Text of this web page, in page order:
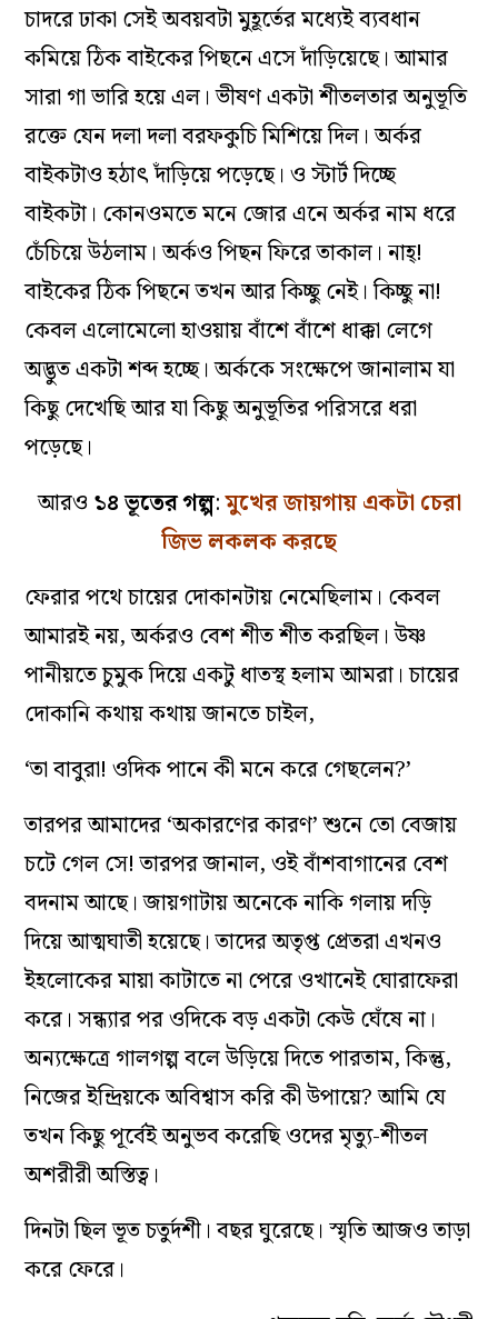
চাদরে ঢাকা সেই অবয়বটা মুহূর্তের মধ্যেই ব্যবধান
কমিয়ে ঠিক বাইকের পিছনে এসে দাঁড়িয়েছে। আমার
সারা গা ভারি হয়ে এল। ভীষণ একটা শীতলতার অনুভূতি
রক্তে যেন দলা দলা বরফকুচি মিশিয়ে দিল। অর্কর
বাইকটাও হঠাৎ দাঁড়িয়ে পড়েছে। ও স্টার্ট দিচ্ছে
বাইকটা। কোনওমতে মনে জোর এনে অর্কর নাম ধরে
চেঁচিয়ে উঠলাম। অর্কও পিছন ফিরে তাকাল। নাহ্!
বাইকের ঠিক পিছনে তখন আর কিচ্ছু নেই। কিচ্ছু না!
কেবল এলোমেলো হাওয়ায় বাঁশে বাঁশে ধাক্কা লেগে
অদ্ভুত একটা শব্দ হচ্ছে। অর্ককে সংক্ষেপে জানালাম যা
কিছু দেখেছি আর যা কিছু অনুভূতির পরিসরে ধরা
পড়েছে।
আরও ১৪ ভূতের গল্প:মুখের জায়গায় একটা চেরা
জিভ লকলক করছে
ফেরার পথে চায়ের দোকানটায় নেমেছিলাম। কেবল
আমারই নয়, অর্করও বেশ শীত শীত করছিল। উষ্ণ
পানীয়তে চুমুক দিয়ে একটু ধাতস্থ হলাম আমরা। চায়ের
দোকানি কথায় কথায় জানতে চাইল,
‘তা বাবুরা! ওদিক পানে কী মনে করে গেছলেন?’
তারপর আমাদের ‘অকারণের কারণ’ শুনে তো বেজায়
চটে গেল সে! তারপর জানাল, ওই বাঁশবাগানের বেশ
বদনাম আছে। জায়গাটায় অনেকে নাকি গলায় দড়ি
দিয়ে আত্মঘাতী হয়েছে। তাদের অতৃপ্ত প্রেতরা এখনও
ইহলোকের মায়া কাটাতে না পেরে ওখানেই ঘোরাফেরা
করে। সন্ধ্যার পর ওদিকে বড় একটা কেউ ঘেঁষে না।
অন্যক্ষেত্রে গালগল্প বলে উড়িয়ে দিতে পারতাম, কিন্তু,
নিজের ইন্দ্রিয়কে অবিশ্বাস করি কী উপায়ে? আমি যে
তখন কিছু পূর্বেই অনুভব করেছি ওদের মৃত্যু-শীতল
অশরীরী অস্তিত্ব।
দিনটা ছিল ভূত চতুর্দশী। বছর ঘুরেছে। স্মৃতি আজও তাড়া
করে ফেরে।